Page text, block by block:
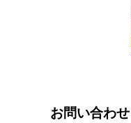
お問い合わせ